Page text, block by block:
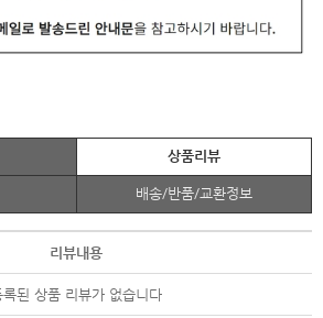
상품리뷰
배송/반품/교환정보
리뷰내용
록된 상품 리뷰가 없습니다